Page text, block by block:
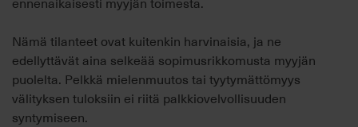
Nämä tilanteet ovat kuitenkin harvinaisia, ja ne
edellyttävät aina selkeää sopimusrikkomusta myyjän
puolelta. Pelkkä mielenmuutos tai tyytymättömyys
välityksen tuloksiin ei riitä palkkiovelvollisuuden
syntymiseen.